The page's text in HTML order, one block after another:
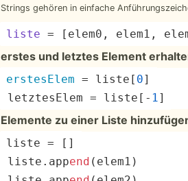
Strings gehören in einfache
liste = [elem0, elem1,
erstes und letztes Element
erstesElem = liste[ 0]
letzte­sElem = liste[- 1]
Elemente zu einer Liste
liste = []
liste.a­pp­end ­(elem1)